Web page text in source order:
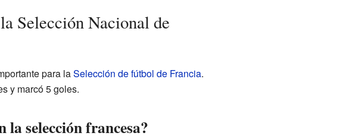
Selección Nacional de
para laSelección de fútbol de Francia.
y marcó 5 goles.
la selección francesa?